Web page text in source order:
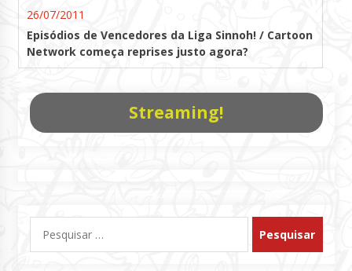
26/07/2011
Episódios de Vencedores da Liga Sinnoh! / Cartoon
Network começa reprises justo agora?
Streaming!
por: